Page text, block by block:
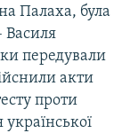
Палаха, була
Василя
передували
акти
проти
української